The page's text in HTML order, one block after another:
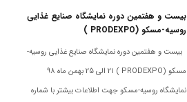
بیست و هفتمین دوره نمایشگاه صنایع غذایی
روسیه-مسکو (PRODEXPO )
بیست و هفتمین دوره نمایشگاه صنایع غذایی روسیه-
مسکو (PRODEXPO ) 21 الی 25 بهمن ماه 98
نمایشگاه روسیه-مسکو جهت اطلاعات بیشتر با شماره